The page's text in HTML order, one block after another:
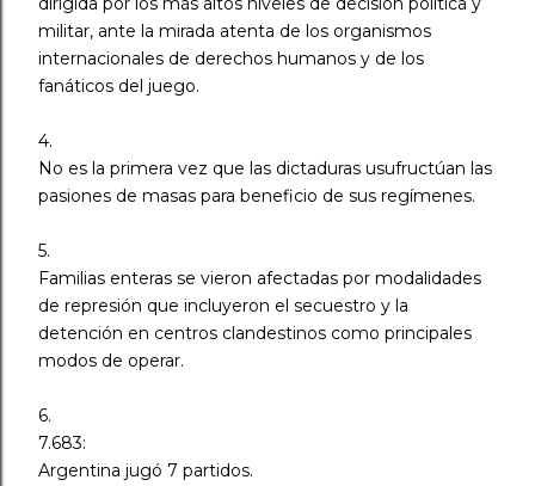
militar, ante la mirada atenta de los organismos
internacionales de derechos humanos y de los
fanáticos del juego.
4.
No es la primera vez que las dictaduras usufructúan las
pasiones de masas para beneficio de sus regímenes.
5.
Familias enteras se vieron afectadas por modalidades
de represión que incluyeron el secuestro y la
detención en centros clandestinos como principales
modos de operar.
6.
7.683:
Argentina jugó 7 partidos.